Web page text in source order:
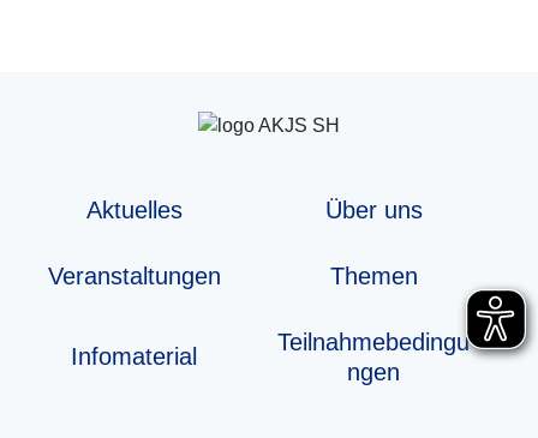
Aktuelles Über uns
Veranstaltungen Themen
Info­­ma­te­rial
Teilnahmebedingu
ngen